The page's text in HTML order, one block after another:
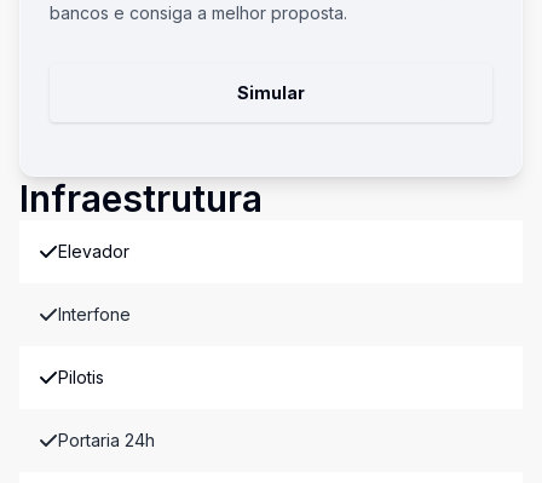
bancos e consiga a melhor proposta.
Simular
Infraestrutura
Elevador
Interfone
Pilotis
Portaria 24h